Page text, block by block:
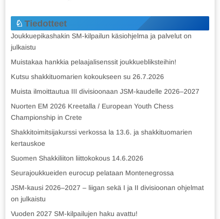
Tiedotteet
Joukkuepikashakin SM-kilpailun käsiohjelma ja palvelut on
julkaistu
Muistakaa hankkia pelaajalisenssit joukkuebliksteihin!
Kutsu shakkituomarien kokoukseen su 26.7.2026
Muista ilmoittautua III divisioonaan JSM-kaudelle 2026–2027
Nuorten EM 2026 Kreetalla / European Youth Chess
Championship in Crete
Shakkitoimitsijakurssi verkossa la 13.6. ja shakkituomarien
kertauskoe
Suomen Shakkiliiton liittokokous 14.6.2026
Seurajoukkueiden eurocup pelataan Montenegrossa
JSM-kausi 2026–2027 – liigan sekä I ja II divisioonan ohjelmat
on julkaistu
Vuoden 2027 SM-kilpailujen haku avattu!